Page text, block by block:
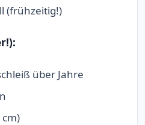
(frühzeitig!)
über Jahre
cm)